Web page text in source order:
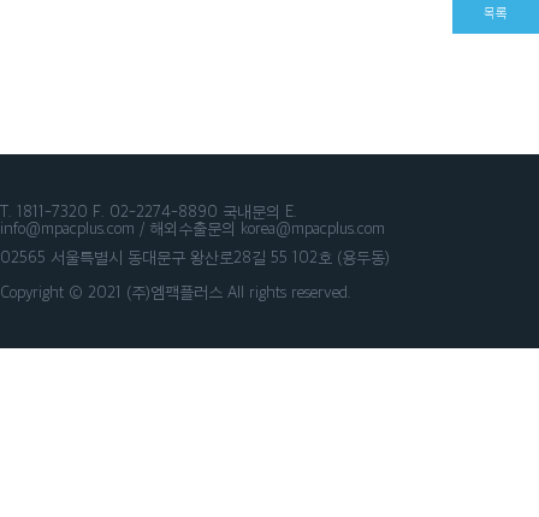
목록
T. 1811-7320 F. 02-2274-8890 국내문의 E.
info@mpacplus.com / 해외수출문의 korea@mpacplus.com
02565 서울특별시 동대문구 왕산로28길 55 102호 (용두동)
Copyright © 2021 (주)엠팩플러스 All rights reserved.